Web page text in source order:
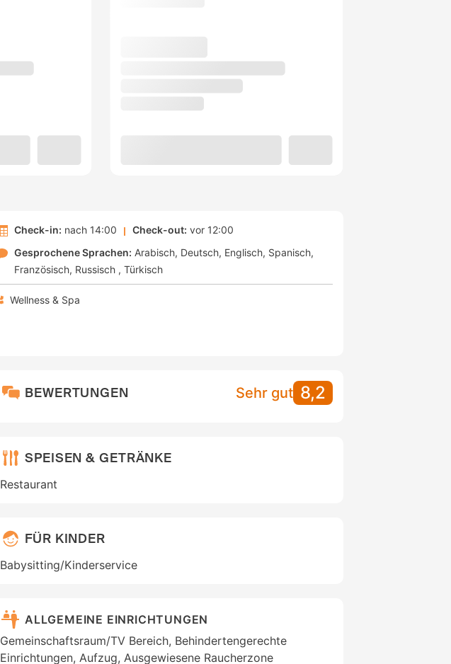
Check-in: nach 14:00 Check-out: vor 12:00
Gesprochene Sprachen: Arabisch Deutsch Englisch Spanisch
Französisch Russisch Türkisch
Wellness & Spa
BEWERTUNGEN Sehr gut 8,2
SPEISEN & GETRÄNKE
Restaurant
FÜR KINDER
Babysitting/Kinderservice
ALLGEMEINE EINRICHTUNGEN
Gemeinschaftsraum/TV Bereich, Behindertengerechte
Einrichtungen, Aufzug, Ausgewiesene Raucherzone